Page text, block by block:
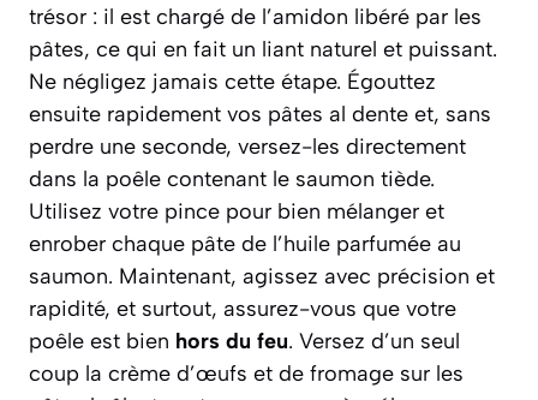
trésor : il est chargé de l’amidon libéré par les
pâtes, ce qui en fait un liant naturel et puissant.
Ne négligez jamais cette étape. Égouttez
ensuite rapidement vos pâtes al dente et, sans
perdre une seconde, versez-les directement
dans la poêle contenant le saumon tiède.
Utilisez votre pince pour bien mélanger et
enrober chaque pâte de l’huile parfumée au
saumon. Maintenant, agissez avec précision et
rapidité, et surtout, assurez-vous que votre
poêle est bien hors du feu. Versez d’un seul
coup la crème d’œufs et de fromage sur les